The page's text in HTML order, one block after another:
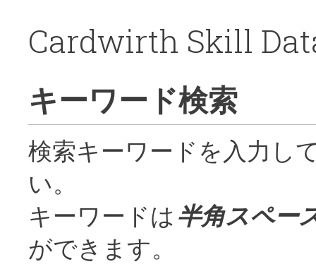
Cardwirth Skill
キーワード検索
検索キーワードを入力し
い。
キーワードは 半角スペー
ができます。